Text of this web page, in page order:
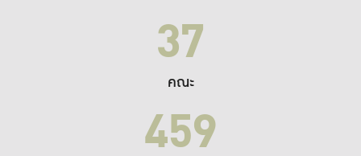
37
คณะ
459